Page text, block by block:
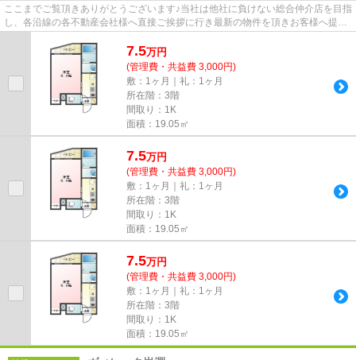
ここまでご覧頂きありがとうございます♪当社は他社に負けない総合仲介店を目指
し、各沿線の各不動産会社様へ直接ご挨拶に行き最新の物件を頂きお客様へ提供
7.5万円
(管理費・共益費 3,000円)
敷：1ヶ月｜礼：1ヶ月
所在階：3階
間取り：1K
面積：19.05㎡
7.5万円
(管理費・共益費 3,000円)
敷：1ヶ月｜礼：1ヶ月
所在階：3階
間取り：1K
面積：19.05㎡
7.5万円
(管理費・共益費 3,000円)
敷：1ヶ月｜礼：1ヶ月
所在階：3階
間取り：1K
面積：19.05㎡